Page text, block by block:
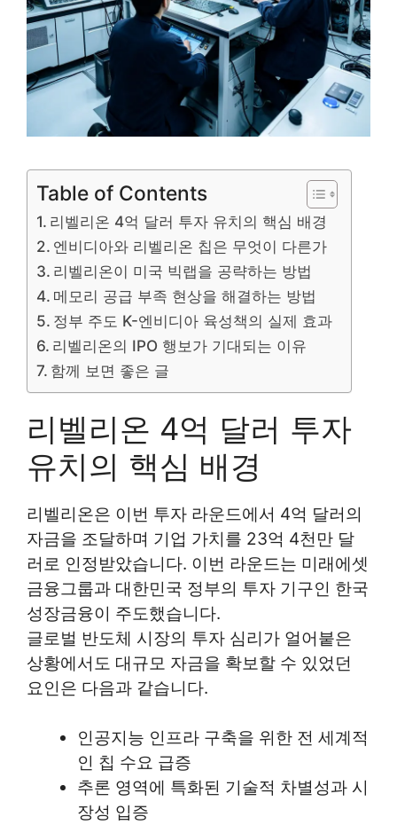
Table of Contents
리벨리온 4억 달러 투자 유치의 핵심 배경
엔비디아와 리벨리온 칩은 무엇이 다른가
리벨리온이 미국 빅랩을 공략하는 방법
메모리 공급 부족 현상을 해결하는 방법
정부 주도 K-엔비디아 육성책의 실제 효과
리벨리온의 IPO 행보가 기대되는 이유
함께 보면 좋은 글
리벨리온 4억 달러 투자
유치의 핵심 배경
리벨리온은 이번 투자 라운드에서 4억 달러의
자금을 조달하며 기업 가치를 23억 4천만 달
러로 인정받았습니다. 이번 라운드는 미래에셋
금융그룹과 대한민국 정부의 투자 기구인 한국
성장금융이 주도했습니다.
글로벌 반도체 시장의 투자 심리가 얼어붙은
상황에서도 대규모 자금을 확보할 수 있었던
요인은 다음과 같습니다.
인공지능 인프라 구축을 위한 전 세계적
인 칩 수요 급증
추론 영역에 특화된 기술적 차별성과 시
장성 입증